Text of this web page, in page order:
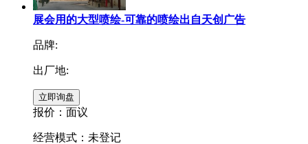
展会用的大型喷绘-可靠的喷绘出自天创广告
品牌:
出厂地:
报价： 面议
经营模式：未登记